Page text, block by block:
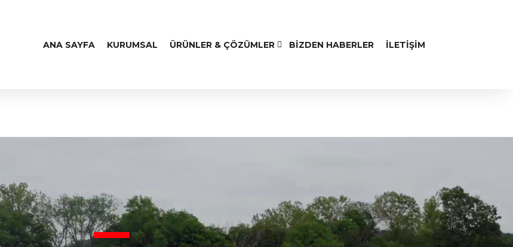
ANA SAYFA KURUMSAL ÜRÜNLER & ÇÖZÜMLER BIZDEN HABERLER İLETIŞIM